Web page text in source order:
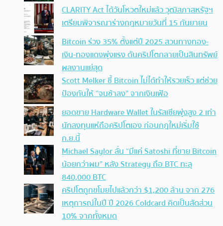
CLARITY Act ได้วันโหวตใหม่แล้ว วุฒิสภาสหรัฐฯ
เตรียมพิจารณาร่างกฎหมายวันที่ 15 กันยายน
Bitcoin ร่วง 35% ตั้งแต่ปี 2025 สวนทางทอง-
เงิน-ทองแดงพุ่งแรง ดันคริปโตกลายเป็นสินทรัพย์
ผลงานแย่สุด
Scott Melker ชี้ Bitcoin ไม่ได้ทำให้รวยเร็ว แต่ช่วย
ป้องกันให้ “จนช้าลง” จากเงินเฟ้อ
ยอดขาย Hardware Wallet ในรัสเซียพุ่งสูง 2 เท่า
นักลงทุนแห่ถือคริปโตเอง ก่อนกฎใหม่เริ่มใช้
ก.ย.นี้
Michael Saylor ลั่น “มีแค่ Satoshi ที่ขาย Bitcoin
น้อยกว่าผม” หลัง Strategy ถือ BTC ทะลุ
840,000 BTC
คริปโตถูกขโมยไปแล้วกว่า $1,200 ล้าน จาก 276
เหตุการณ์ในปี ปี 2026 Coldcard คิดเป็นสัดส่วน
10% จากทั้งหมด